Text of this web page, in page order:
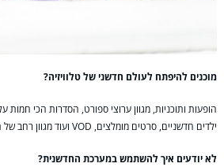
מוכנים להיפתח לעולם חדשני של טלוויזיה?
הופעות ותוכניות, מגוון ערוצי ספורט, הסדרות הכי חמות
ילדים חדשניים, סרטים מומלצים, VOD ועוד מגוון רחב של תכניות וסרטים.
לא יודעים איך להשתמש במערכת החדשנית?